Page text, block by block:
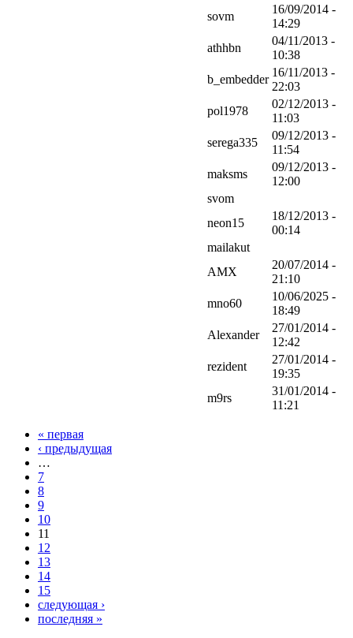
sovm
16/09/2014 -
14:29
athhbn
04/11/2013 -
10:38
b_embedder
16/11/2013 -
22:03
pol1978
02/12/2013 -
11:03
serega335
09/12/2013 -
11:54
maksms
09/12/2013 -
12:00
svom
neon15
18/12/2013 -
00:14
mailakut
AMX
20/07/2014 -
21:10
mno60
10/06/2025 -
18:49
Alexander
27/01/2014 -
12:42
rezident
27/01/2014 -
19:35
m9rs
31/01/2014 -
11:21
« первая
‹ предыдущая
…
7
8
9
10
11
12
13
14
15
следующая ›
последняя »